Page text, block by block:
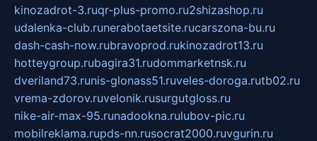
kinozadrot-3.ruqr-plus-promo.ru2shizashop.ru
udalenka-club.runerabotaetsite.rucarszona-bu.ru
dash-cash-now.rubravoprod.rukinozadrot13.ru
hotteygroup.rubagira31.rudommarketnsk.ru
dveriland73.runis-glonass51.ruveles-doroga.rutb02.ru
vrema-zdorov.ruvelonik.rusurgutgloss.ru
nike-air-max-95.runadookna.rulubov-pic.ru
mobilreklama.rupds-nn.rusocrat2000.ruvgurin.ru